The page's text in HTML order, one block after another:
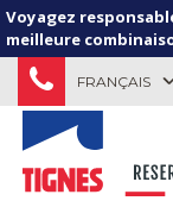
Voyagez
meilleure
FRANÇAIS